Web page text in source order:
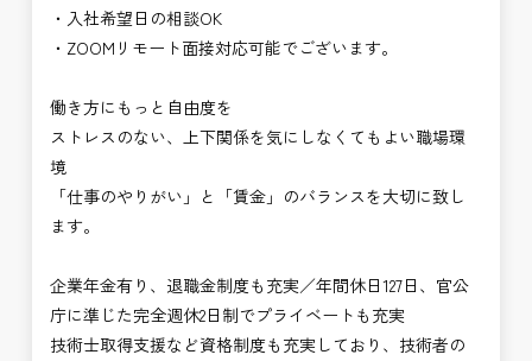
・入社希望日の相談OK
・ZOOMリモート面接対応可能でございます。
働き方にもっと自由度を
ストレスのない、上下関係を気にしなくてもよい職場環
境
「仕事のやりがい」と「賃金」のバランスを大切に致し
ます。
企業年金有り、退職金制度も充実／年間休日127日、官公
庁に準じた完全週休2日制でプライベートも充実
技術士取得支援など資格制度も充実しており、技術者の